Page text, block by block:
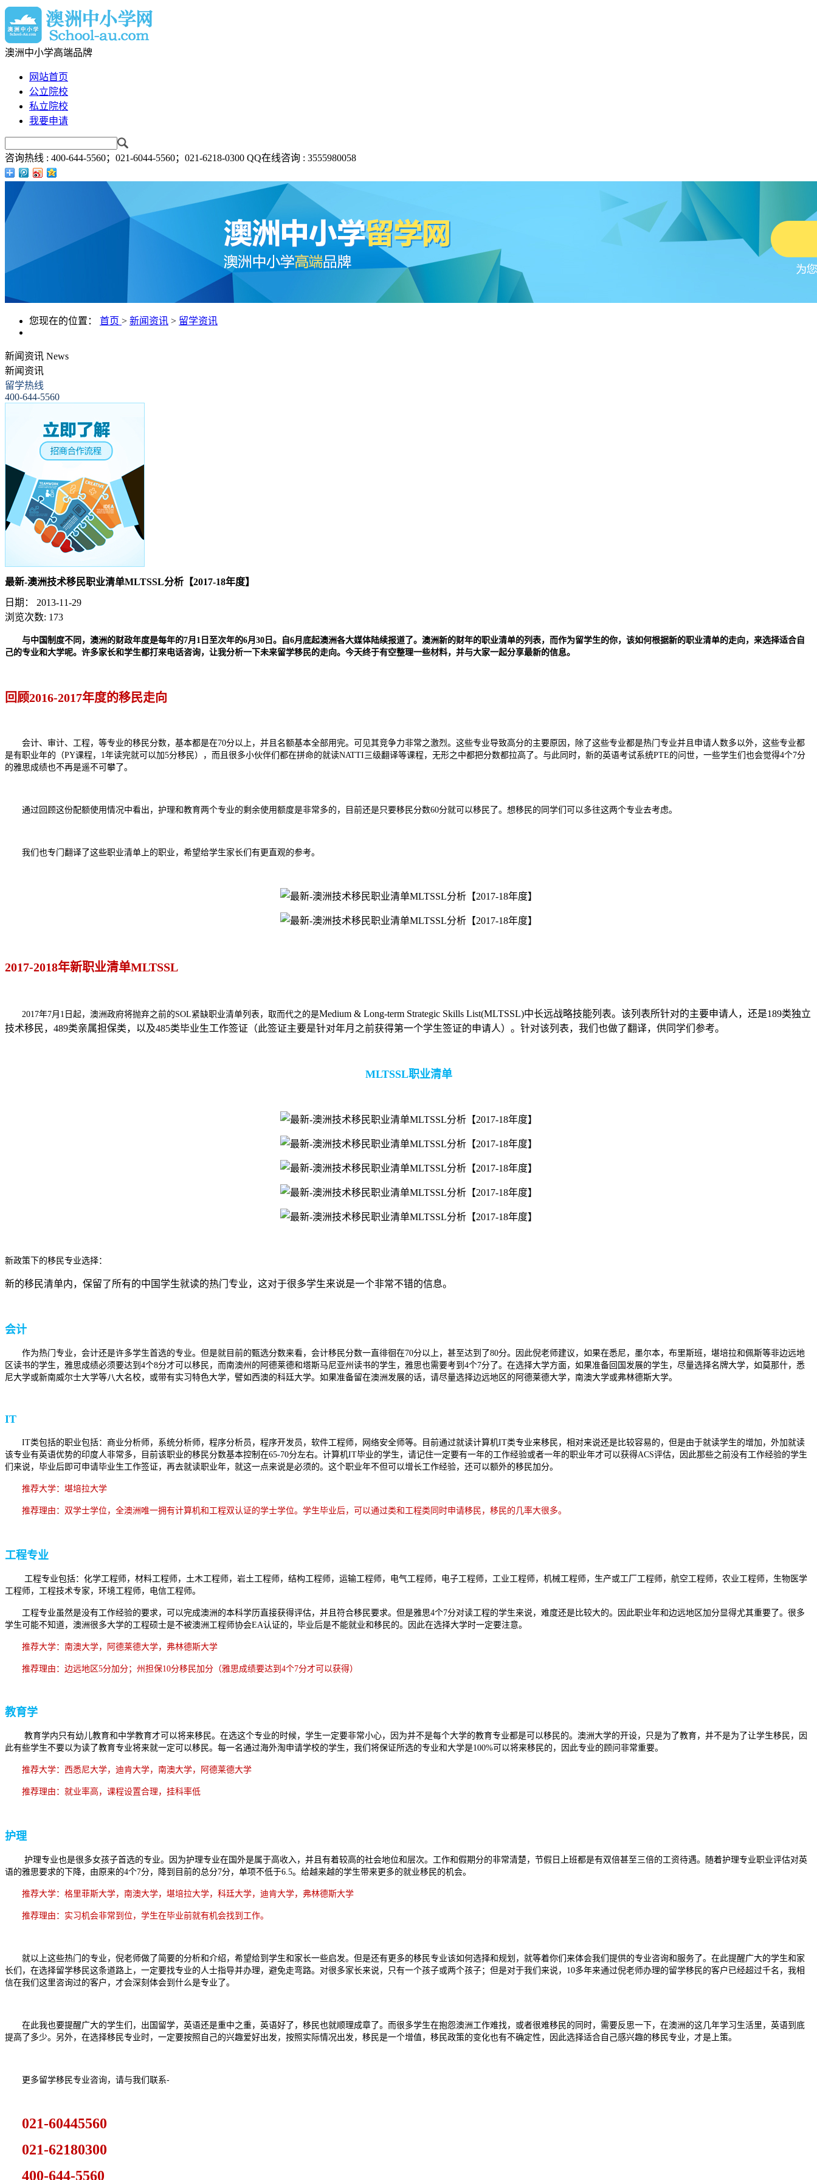
澳洲中小学高端品牌
网站首页
公立院校
私立院校
我要申请
咨询热线 : 400-644-5560；021-6044-5560；021-6218-0300 QQ在线咨询 : 3555980058
您现在的位置： 首页 > 新闻资讯 > 留学资讯
新闻资讯 News
新闻资讯
留学热线
400-644-5560
最新-澳洲技术移民职业清单MLTSSL分析【2017-18年度】
日期：
2013-11-29
浏览次数: 173
与中国制度不同，澳洲的财政年度是每年的7月1日至次年的6月30日。自6月底起澳洲各大媒体陆续报道了。澳洲新的财年的职业清单的列表，而作为留学生的你，该如何根据新的职业清单的走向，来选择适合自
己的专业和大学呢。许多家长和学生都打来电话咨询，让我分析一下未来留学移民的走向。今天终于有空整理一些材料，并与大家一起分享最新的信息。
回顾2016-2017年度的移民走向
会计、审计、工程，等专业的移民分数，基本都是在70分以上，并且名额基本全部用完。可见其竞争力非常之激烈。这些专业导致高分的主要原因，除了这些专业都是热门专业并且申请人数多以外，这些专业都
是有职业年的（PY课程，1年读完就可以加5分移民），而且很多小伙伴们都在拼命的就读NATTI三级翻译等课程，无形之中都把分数都拉高了。与此同时，新的英语考试系统PTE的问世，一些学生们也会觉得4个7分
的雅思成绩也不再是遥不可攀了。
通过回顾这份配额使用情况中看出，护理和教育两个专业的剩余使用额度是非常多的，目前还是只要移民分数60分就可以移民了。想移民的同学们可以多往这两个专业去考虑。
我们也专门翻译了这些职业清单上的职业，希望给学生家长们有更直观的参考。
2017-2018年新职业清单MLTSSL
2017年7月1日起，澳洲政府将抛弃之前的SOL紧缺职业清单列表，取而代之的是Medium & Long-term Strategic Skills List(MLTSSL)中长远战略技能列表。该列表所针对的主要申请人，还是189类独立
技术移民，489类亲属担保类，以及485类毕业生工作签证（此签证主要是针对年月之前获得第一个学生签证的申请人）。针对该列表，我们也做了翻译，供同学们参考。
MLTSSL职业清单
新政策下的移民专业选择：
新的移民清单内，保留了所有的中国学生就读的热门专业，这对于很多学生来说是一个非常不错的信息。
会计
作为热门专业，会计还是许多学生首选的专业。但是就目前的甄选分数来看，会计移民分数一直徘徊在70分以上，甚至达到了80分。因此倪老师建议，如果在悉尼，墨尔本，布里斯班，堪培拉和佩斯等非边远地
区读书的学生，雅思成绩必须要达到4个8分才可以移民，而南澳州的阿德莱德和塔斯马尼亚州读书的学生，雅思也需要考到4个7分了。在选择大学方面，如果准备回国发展的学生，尽量选择名牌大学，如莫那什，悉
尼大学或新南威尔士大学等八大名校，或带有实习特色大学，譬如西澳的科廷大学。如果准备留在澳洲发展的话，请尽量选择边远地区的阿德莱德大学，南澳大学或弗林德斯大学。
IT
IT类包括的职业包括：商业分析师，系统分析师，程序分析员，程序开发员，软件工程师，网络安全师等。目前通过就读计算机IT类专业来移民，相对来说还是比较容易的，但是由于就读学生的增加，外加就读
该专业有英语优势的印度人非常多，目前该职业的移民分数基本控制在65-70分左右。计算机IT毕业的学生，请记住一定要有一年的工作经验或者一年的职业年才可以获得ACS评估，因此那些之前没有工作经验的学生
们来说，毕业后即可申请毕业生工作签证，再去就读职业年，就这一点来说是必须的。这个职业年不但可以增长工作经验，还可以额外的移民加分。
推荐大学：堪培拉大学
推荐理由：双学士学位，全澳洲唯一拥有计算机和工程双认证的学士学位。学生毕业后，可以通过类和工程类同时申请移民，移民的几率大很多。
工程专业
工程专业包括：化学工程师，材料工程师，土木工程师，岩土工程师，结构工程师，运输工程师，电气工程师，电子工程师，工业工程师，机械工程师，生产或工厂工程师，航空工程师，农业工程师，生物医学
工程师，工程技术专家，环境工程师，电信工程师。
工程专业虽然是没有工作经验的要求，可以完成澳洲的本科学历直接获得评估，并且符合移民要求。但是雅思4个7分对读工程的学生来说，难度还是比较大的。因此职业年和边远地区加分显得尤其重要了。很多
学生可能不知道，澳洲很多大学的工程硕士是不被澳洲工程师协会EA认证的，毕业后是不能就业和移民的。因此在选择大学时一定要注意。
推荐大学：南澳大学，阿德莱德大学，弗林德斯大学
推荐理由：边远地区5分加分；州担保10分移民加分（雅思成绩要达到4个7分才可以获得）
教育学
教育学内只有幼儿教育和中学教育才可以将来移民。在选这个专业的时候，学生一定要非常小心，因为并不是每个大学的教育专业都是可以移民的。澳洲大学的开设，只是为了教育，并不是为了让学生移民，因
此有些学生不要以为读了教育专业将来就一定可以移民。每一名通过海外淘申请学校的学生，我们将保证所选的专业和大学是100%可以将来移民的，因此专业的顾问非常重要。
推荐大学：西悉尼大学，迪肯大学，南澳大学，阿德莱德大学
推荐理由：就业率高，课程设置合理，挂科率低
护理
护理专业也是很多女孩子首选的专业。因为护理专业在国外是属于高收入，并且有着较高的社会地位和层次。工作和假期分的非常清楚，节假日上班都是有双倍甚至三倍的工资待遇。随着护理专业职业评估对英
语的雅思要求的下降，由原来的4个7分，降到目前的总分7分，单项不低于6.5。给越来越的学生带来更多的就业移民的机会。
推荐大学：格里菲斯大学，南澳大学，堪培拉大学，科廷大学，迪肯大学，弗林德斯大学
推荐理由：实习机会非常到位，学生在毕业前就有机会找到工作。
就以上这些热门的专业，倪老师做了简要的分析和介绍，希望给到学生和家长一些启发。但是还有更多的移民专业该如何选择和规划，就等着你们来体会我们提供的专业咨询和服务了。在此提醒广大的学生和家
长们，在选择留学移民这条道路上，一定要找专业的人士指导并办理，避免走弯路。对很多家长来说，只有一个孩子或两个孩子；但是对于我们来说，10多年来通过倪老师办理的留学移民的客户已经超过千名，我相
信在我们这里咨询过的客户，才会深刻体会到什么是专业了。
在此我也要提醒广大的学生们，出国留学，英语还是重中之重，英语好了，移民也就顺理成章了。而很多学生在抱怨澳洲工作难找，或者很难移民的同时，需要反思一下，在澳洲的这几年学习生活里，英语到底
提高了多少。另外，在选择移民专业时，一定要按照自己的兴趣爱好出发，按照实际情况出发，移民是一个增值，移民政策的变化也有不确定性，因此选择适合自己感兴趣的移民专业，才是上策。
更多留学移民专业咨询，请与我们联系-
021-60445560
021-62180300
400-644-5560